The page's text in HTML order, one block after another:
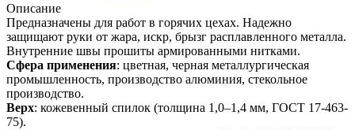
Описание
Предназначены для работ в горячих цехах. Надежно
защищают руки от жара, искр, брызг расплавленного металла.
Внутренние швы прошиты армированными нитками.
Сфера применения: цветная, черная металлургическая
промышленность, производство алюминия, стекольное
производство.
Верх: кожевенный спилок (толщина 1,0–1,4 мм, ГОСТ 17-463-
75).